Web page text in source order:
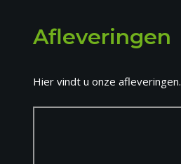
Afleveringen
Hier vindt u onze afleveringen.